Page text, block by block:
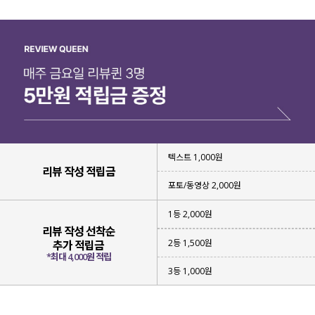
리뷰 작성 적립금
텍스트 1,000원
포토/동영상 2,000원
리뷰 작성 선착순
추가 적립금
*최대 4,000원 적립
1등 2,000원
2등 1,500원
3등 1,000원